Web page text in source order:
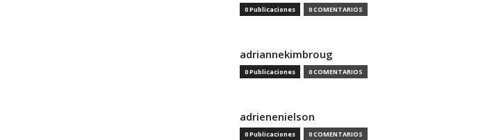
0 Publicaciones 0 COMENTARIOS
adriannekimbroug
0 Publicaciones 0 COMENTARIOS
adrienenielson
0 Publicaciones 0 COMENTARIOS